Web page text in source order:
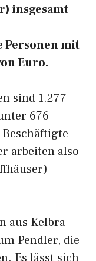
insgesamt
mit
Euro.
sind 1.277
676
arbeiten also
aus Kelbra
Pendler, die